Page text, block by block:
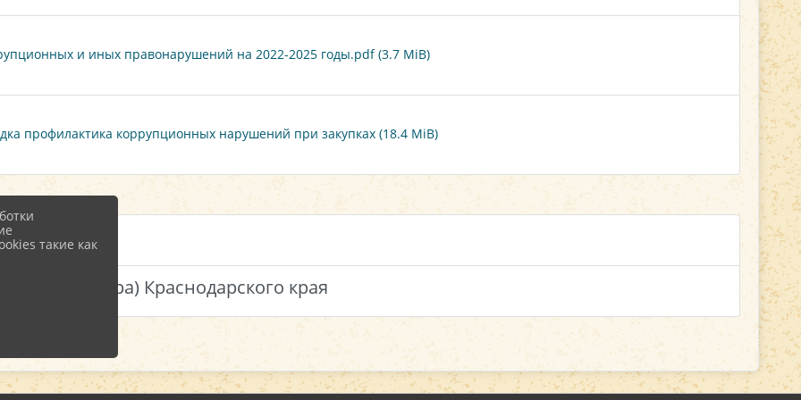
и иных правонарушений на 2022-2025 годы.pdf (3.7 MiB)
профилактика коррупционных нарушений при закупках (18.4 MiB)
Краснодарского края
такие как